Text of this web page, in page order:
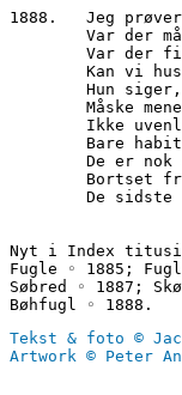
1888.	Jeg
Var
Var
Kan
Hun
De
De
Nyt i Index
Fugle ◦ 1885;
Søbred ◦ 1887;
Bøhfugl ◦ 1888.
Tekst & foto ©
Artwork © Peter